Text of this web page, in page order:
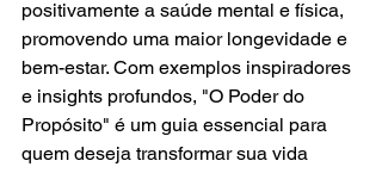
positivamente a saúde mental e física,
promovendo uma maior longevidade e
bem-estar. Com exemplos inspiradores
e insights profundos, "O Poder do
Propósito" é um guia essencial para
quem deseja transformar sua vida